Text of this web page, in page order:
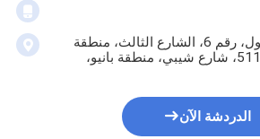
الغرفة 101، الطابق الأول، رقم 6، الشارع الثالث، منطقة
بينغشان الصناعية 511495، شارع شيبي، منطقة بانيو،
الدردشة الآن